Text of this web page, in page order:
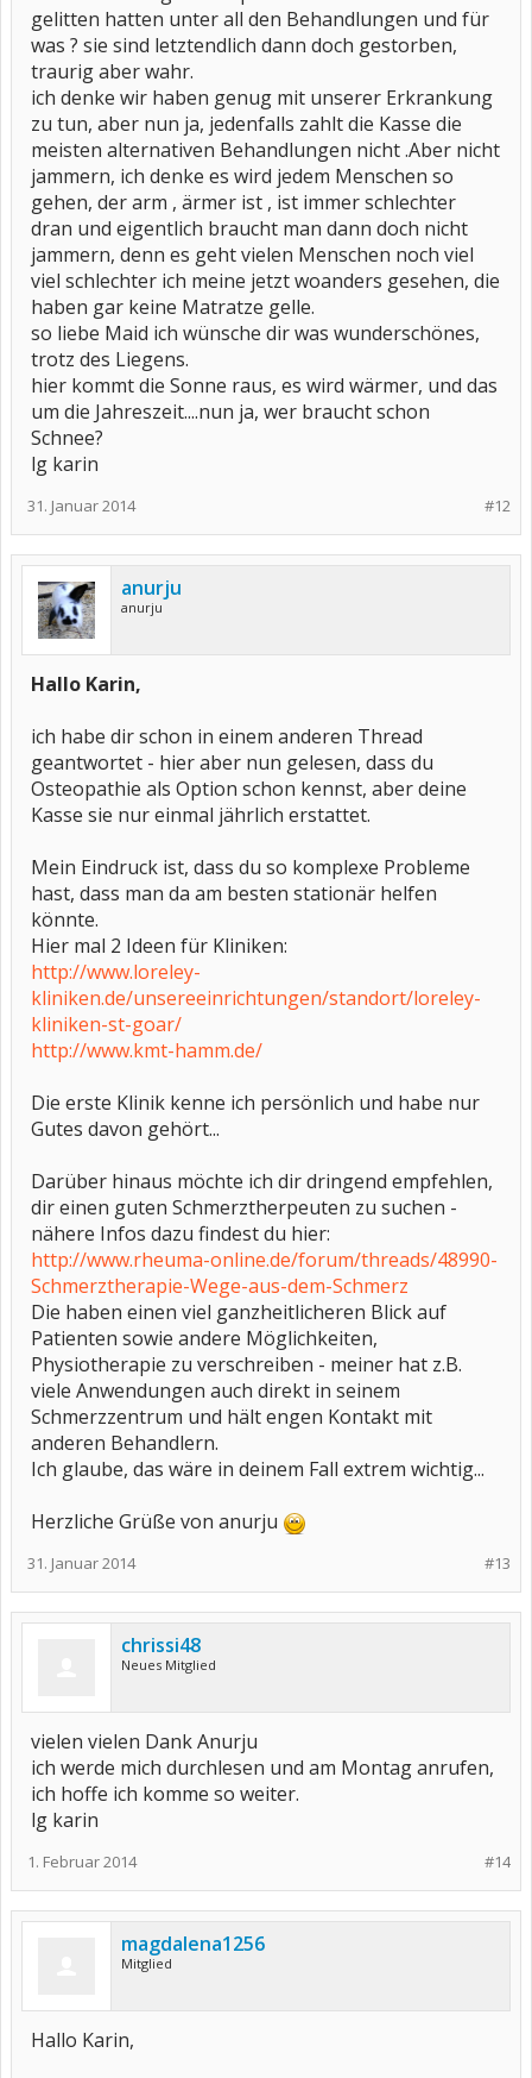
gelitten hatten unter all den Behandlungen und für
was ? sie sind letztendlich dann doch gestorben,
traurig aber wahr.
ich denke wir haben genug mit unserer Erkrankung
zu tun, aber nun ja, jedenfalls zahlt die Kasse die
meisten alternativen Behandlungen nicht .Aber nicht
jammern, ich denke es wird jedem Menschen so
gehen, der arm , ärmer ist , ist immer schlechter
dran und eigentlich braucht man dann doch nicht
jammern, denn es geht vielen Menschen noch viel
viel schlechter ich meine jetzt woanders gesehen, die
haben gar keine Matratze gelle.
so liebe Maid ich wünsche dir was wunderschönes,
trotz des Liegens.
hier kommt die Sonne raus, es wird wärmer, und das
um die Jahreszeit....nun ja, wer braucht schon
Schnee?
lg karin
#12
31. Januar 2014
anurju
anurju
Hallo Karin,
ich habe dir schon in einem anderen Thread
geantwortet - hier aber nun gelesen, dass du
Osteopathie als Option schon kennst, aber deine
Kasse sie nur einmal jährlich erstattet.
Mein Eindruck ist, dass du so komplexe Probleme
hast, dass man da am besten stationär helfen
könnte.
Hier mal 2 Ideen für Kliniken:
http://www.loreley-
kliniken.de/unsereeinrichtungen/standort/loreley-
kliniken-st-goar/
http://www.kmt-hamm.de/
Die erste Klinik kenne ich persönlich und habe nur
Gutes davon gehört...
Darüber hinaus möchte ich dir dringend empfehlen,
dir einen guten Schmerztherpeuten zu suchen -
nähere Infos dazu findest du hier:
http://www.rheuma-online.de/forum/threads/48990-
Schmerztherapie-Wege-aus-dem-Schmerz
Die haben einen viel ganzheitlicheren Blick auf
Patienten sowie andere Möglichkeiten,
Physiotherapie zu verschreiben - meiner hat z.B.
viele Anwendungen auch direkt in seinem
Schmerzzentrum und hält engen Kontakt mit
anderen Behandlern.
Ich glaube, das wäre in deinem Fall extrem wichtig...
Herzliche Grüße von anurju
#13
31. Januar 2014
chrissi48
Neues Mitglied
vielen vielen Dank Anurju
ich werde mich durchlesen und am Montag anrufen,
ich hoffe ich komme so weiter.
lg karin
#14
1. Februar 2014
magdalena1256
Mitglied
Hallo Karin,